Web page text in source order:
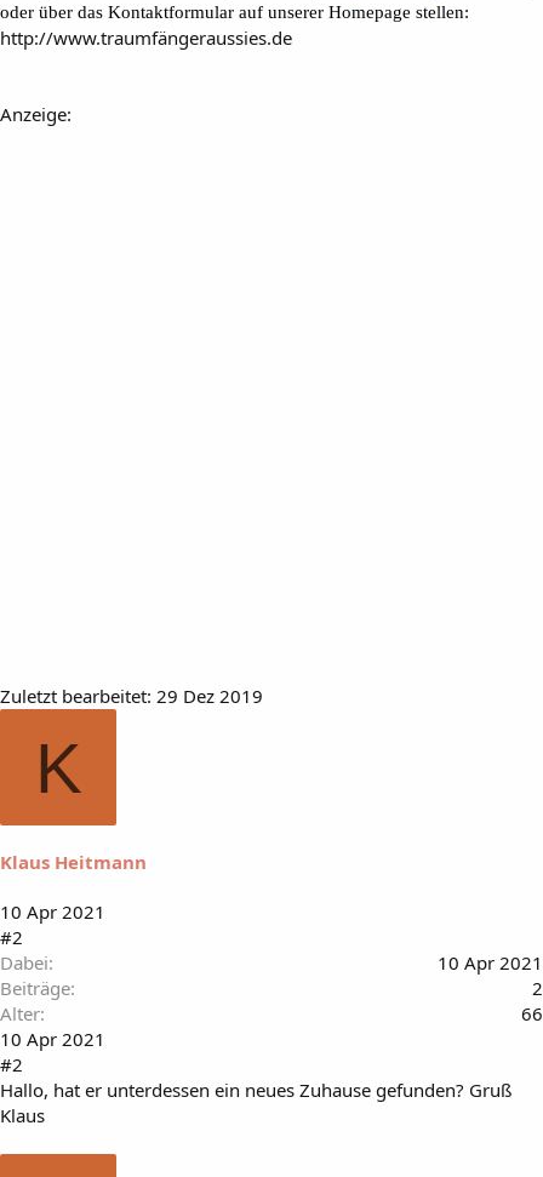
oder über das Kontaktformular auf unserer Homepage stellen:
http://www.traumfängeraussies.de
Anzeige:
Zuletzt bearbeitet: 29 Dez 2019
K
Klaus Heitmann
10 Apr 2021
#2
Dabei
10 Apr 2021
Beiträge
2
Alter
66
10 Apr 2021
#2
Hallo, hat er unterdessen ein neues Zuhause gefunden? Gruß
Klaus